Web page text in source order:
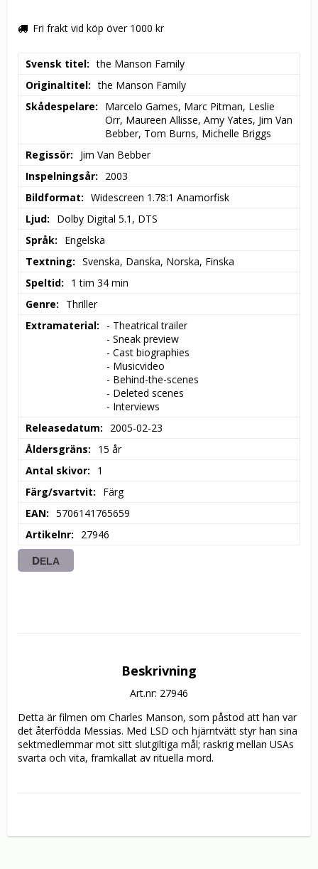
Fri frakt vid köp över 1000 kr
Svensk titel
the Manson Family
Originaltitel
the Manson Family
Skådespelare
Marcelo Games, Marc Pitman, Leslie
Orr, Maureen Allisse, Amy Yates, Jim Van
Bebber, Tom Burns, Michelle Briggs
Regissör
Jim Van Bebber
Inspelningsår
2003
Bildformat
Widescreen 1.78:1 Anamorfisk
Ljud
Dolby Digital 5.1, DTS
Språk
Engelska
Textning
Svenska, Danska, Norska, Finska
Speltid
1 tim 34 min
Genre
Thriller
Extramaterial
- Theatrical trailer
- Sneak preview
- Cast biographies
- Musicvideo
- Behind-the-scenes
- Deleted scenes
- Interviews
Releasedatum
2005-02-23
Åldersgräns
15 år
Antal skivor
1
Färg/svartvit
Färg
EAN
5706141765659
Artikelnr
27946
DELA
Beskrivning
Art.nr: 27946
Detta är filmen om Charles Manson, som påstod att han var
det återfödda Messias. Med LSD och hjärntvätt styr han sina
sektmedlemmar mot sitt slutgiltiga mål; raskrig mellan USAs
svarta och vita, framkallat av rituella mord.